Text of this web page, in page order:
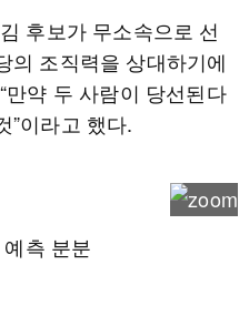
후보가 무소속으로 선
의 조직력을 상대하기에
만약 두 사람이 당선된다
”이라고 했다.
측 분분